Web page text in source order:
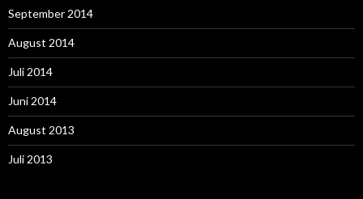
September 2014
August 2014
Juli 2014
Juni 2014
August 2013
Juli 2013